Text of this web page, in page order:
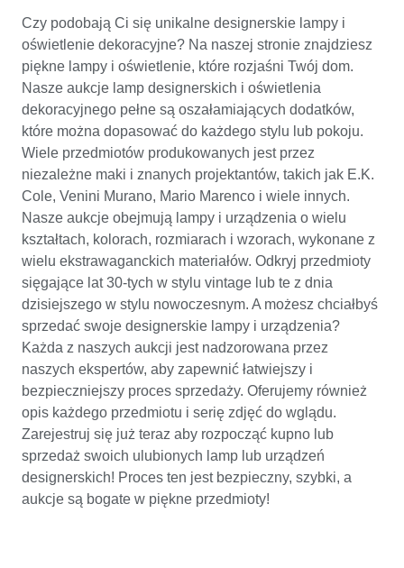
Czy podobają Ci się unikalne designerskie lampy i
oświetlenie dekoracyjne? Na naszej stronie znajdziesz
piękne lampy i oświetlenie, które rozjaśni Twój dom.
Nasze aukcje lamp designerskich i oświetlenia
dekoracyjnego pełne są oszałamiających dodatków,
które można dopasować do każdego stylu lub pokoju.
Wiele przedmiotów produkowanych jest przez
niezależne maki i znanych projektantów, takich jak E.K.
Cole, Venini Murano, Mario Marenco i wiele innych.
Nasze aukcje obejmują lampy i urządzenia o wielu
kształtach, kolorach, rozmiarach i wzorach, wykonane z
wielu ekstrawaganckich materiałów. Odkryj przedmioty
sięgające lat 30-tych w stylu vintage lub te z dnia
dzisiejszego w stylu nowoczesnym. A możesz chciałbyś
sprzedać swoje designerskie lampy i urządzenia?
Każda z naszych aukcji jest nadzorowana przez
naszych ekspertów, aby zapewnić łatwiejszy i
bezpieczniejszy proces sprzedaży. Oferujemy również
opis każdego przedmiotu i serię zdjęć do wglądu.
Zarejestruj się już teraz aby rozpocząć kupno lub
sprzedaż swoich ulubionych lamp lub urządzeń
designerskich! Proces ten jest bezpieczny, szybki, a
aukcje są bogate w piękne przedmioty!